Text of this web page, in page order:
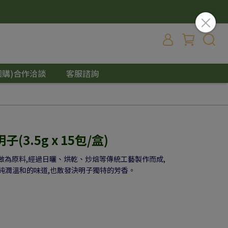
)合作洽談 客服諮詢
子(3.5g x 15包/盒)
為原料,經過日曬、烘乾、炒焙等傳統工藝製作而成,
溫和的味道,也散發決明子獨特的芳香。